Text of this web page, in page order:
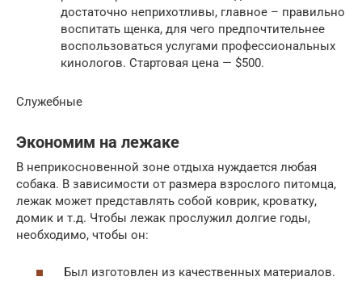
достаточно неприхотливы, главное – правильно
воспитать щенка, для чего предпочтительнее
воспользоваться услугами профессиональных
кинологов. Стартовая цена — $500.
Служебные
Экономим на лежаке
В неприкосновенной зоне отдыха нуждается любая
собака. В зависимости от размера взрослого питомца,
лежак может представлять собой коврик, кроватку,
домик и т.д. Чтобы лежак прослужил долгие годы,
необходимо, чтобы он:
Был изготовлен из качественных материалов.